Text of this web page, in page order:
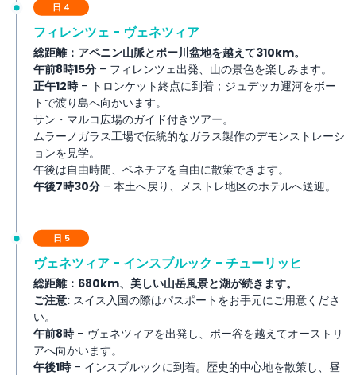
日 4
フィレンツェ - ヴェネツィア
総距離：アペニン山脈とポー川盆地を越えて310km。
午前8時15分 – フィレンツェ出発、山の景色を楽しみます。
正午12時– トロンケット終点に到着；ジュデッカ運河をボー
トで渡り島へ向かいます。
サン・マルコ広場のガイド付きツアー。
ムラーノガラス工場で伝統的なガラス製作のデモンストレーシ
ョンを見学。
午後は自由時間、ベネチアを自由に散策できます。
午後7時30分 – 本土へ戻り、メストレ地区のホテルへ送迎。
日 5
ヴェネツィア - インスブルック - チューリッヒ
総距離：680km、美しい山岳風景と湖が続きます。
ご注意: スイス入国の際はパスポートをお手元にご用意くださ
い。
午前8時– ヴェネツィアを出発し、ポー谷を越えてオーストリ
アへ向かいます。
午後1時– インスブルックに到着。歴史的中心地を散策し、昼